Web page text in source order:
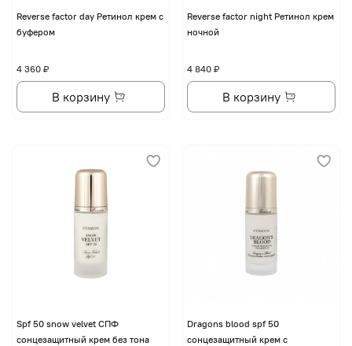
Reverse factor day Ретинол крем с
буфером
4 360 ₽
В корзину
Reverse factor night Ретинол крем
ночной
4 840 ₽
В корзину
Spf 50 snow velvet CПФ
сонцезащитный крем без тона
Dragons blood spf 50
сонцезащитный крем с